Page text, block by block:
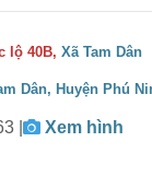
lộ 40B,Xã Tam Dân
Dân, Huyện Phú
| Xem hình